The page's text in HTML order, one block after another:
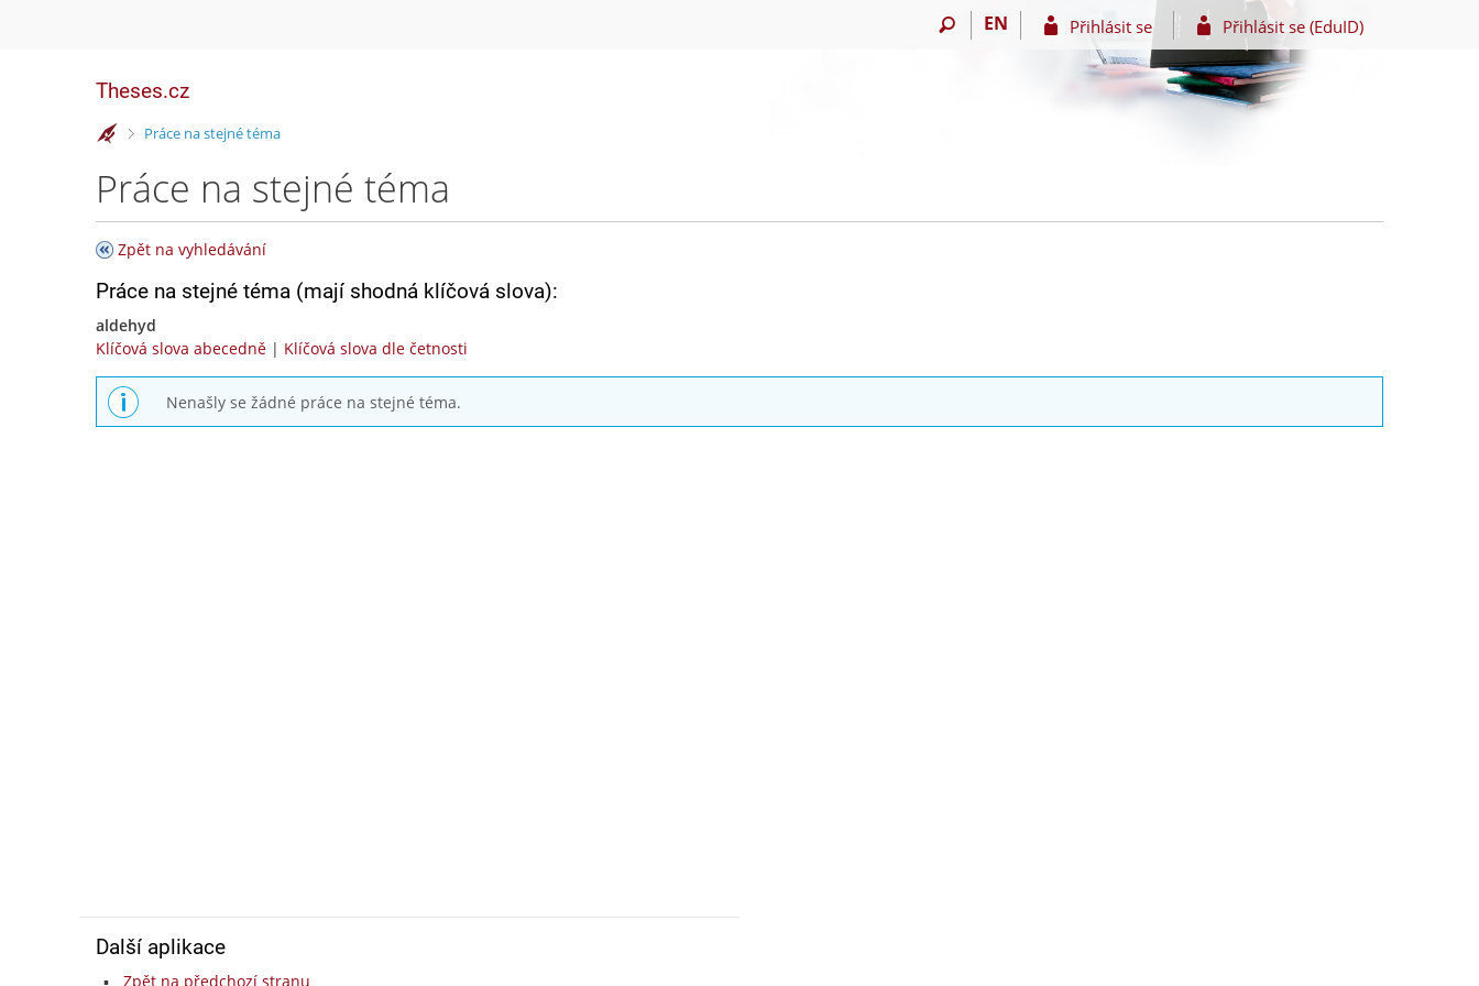
EN Přihlásit se Přihlásit se (EduID)
Theses.cz
>Práce na stejné téma
Práce na stejné téma
Zpět na vyhledávání
Práce na stejné téma (mají shodná klíčová slova):
aldehyd
Klíčová slova abecedně | Klíčová slova dle četnosti
Nenašly se žádné práce na stejné téma.
Další aplikace
Zpět na předchozí stranu